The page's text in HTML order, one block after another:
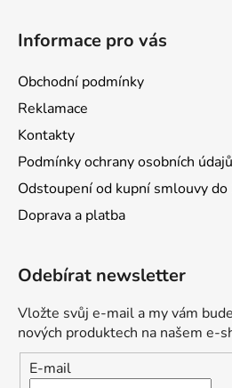
Informace pro vás
Obchodní podmínky
Reklamace
Kontakty
Podmínky ochrany osobních údajů
Odstoupení od kupní smlouvy
Doprava a platba
Odebírat newsletter
Vložte svůj e-mail a my vám
nových produktech na našem e-
E-mail